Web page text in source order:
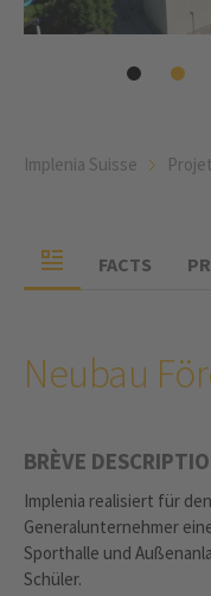
Implenia Suisse
FACTS
Neubau
BRÈVE
Implenia realisiert für
Generalunternehmer
Sporthalle und
Schüler.